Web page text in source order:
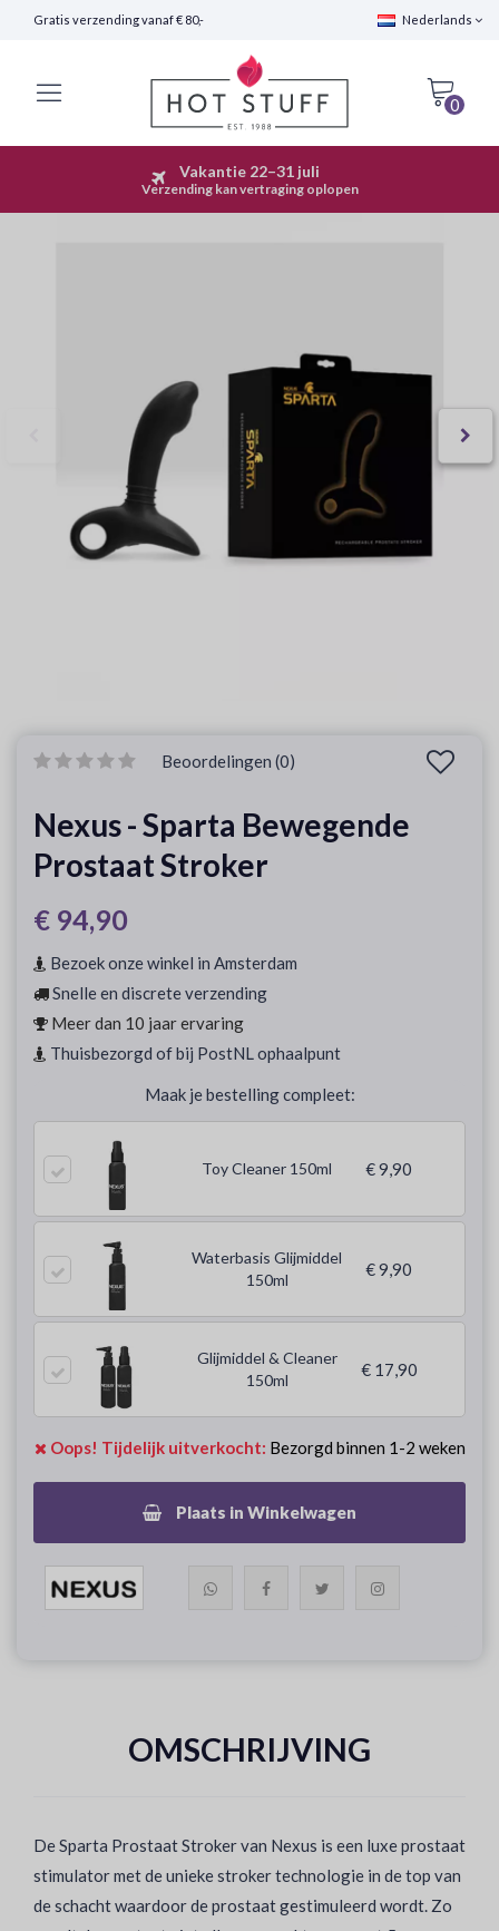
Gratis verzending vanaf € 80,- Nederlands
0
Snelle Verzending (24 uur)
Vakantie 22–31 juli
Verzending kan vertraging oplopen
Beoordelingen (0)
Nexus - Sparta Bewegende
Prostaat Stroker
€ 94,90
Bezoek onze winkel in Amsterdam
Snelle en discrete verzending
Meer dan 10 jaar ervaring
Thuisbezorgd of bij PostNL ophaalpunt
Maak je bestelling compleet:
Toy Cleaner 150ml € 9,90
Waterbasis Glijmiddel
150ml
€ 9,90
Glijmiddel & Cleaner
150ml
€ 17,90
Oops! Tijdelijk uitverkocht: Bezorgd binnen 1-2 weken
Plaats in Winkelwagen
OMSCHRIJVING
De Sparta Prostaat Stroker van Nexus is een luxe prostaat
stimulator met de unieke stroker technologie in de top van
de schacht waardoor de prostaat gestimuleerd wordt. Zo